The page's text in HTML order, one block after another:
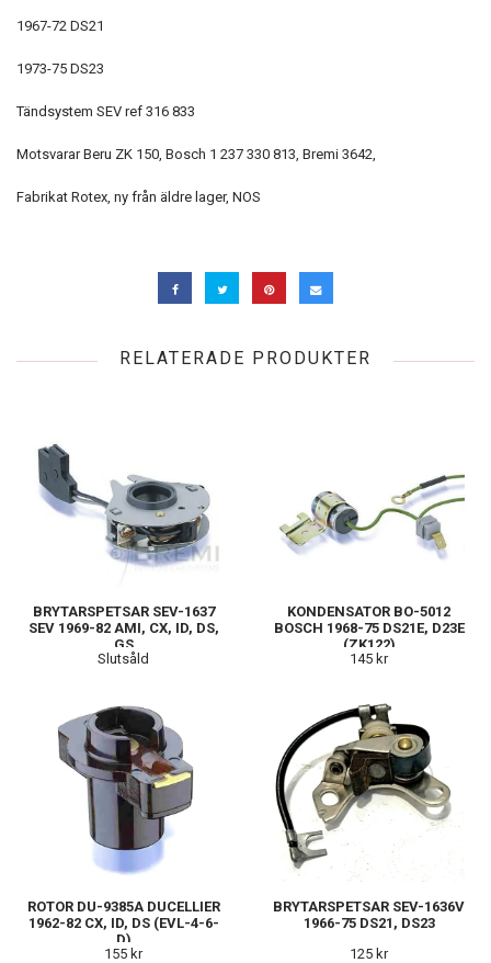
1967-72 DS21
1973-75 DS23
Tändsystem SEV ref 316 833
Motsvarar Beru ZK 150, Bosch 1 237 330 813, Bremi 3642,
Fabrikat Rotex, ny från äldre lager, NOS
RELATERADE PRODUKTER
BRYTARSPETSAR SEV-1637
SEV 1969-82 AMI, CX, ID, DS,
GS
Slutsåld
KONDENSATOR BO-5012
BOSCH 1968-75 DS21E, D23E
(ZK122)
145 kr
ROTOR DU-9385A DUCELLIER
1962-82 CX, ID, DS (EVL-4-6-
D)
155 kr
BRYTARSPETSAR SEV-1636V
1966-75 DS21, DS23
125 kr